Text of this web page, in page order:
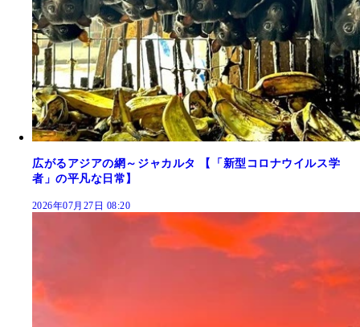
広がるアジアの網～ジャカルタ 【「新型コロナウイルス学
者」の平凡な日常】
2026年07月27日 08:20